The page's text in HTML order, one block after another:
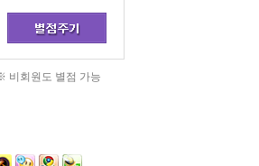
비회원도 별점 가능